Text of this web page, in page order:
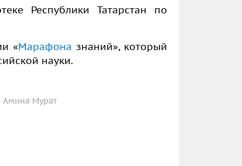
Республики Татарстан по
«Марафона знаний», который
науки.
Амина Мурат